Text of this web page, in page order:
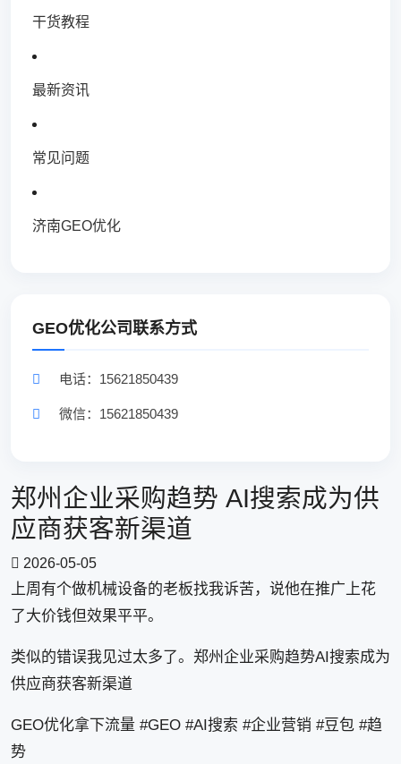
干货教程
最新资讯
常见问题
济南GEO优化
GEO优化公司联系方式
电话：15621850439
微信：15621850439
郑州企业采购趋势 AI搜索成为供
应商获客新渠道
2026-05-05
上周有个做机械设备的老板找我诉苦，说他在推广上花
了大价钱但效果平平。
类似的错误我见过太多了。郑州企业采购趋势AI搜索成为
供应商获客新渠道
GEO优化拿下流量 #GEO #AI搜索 #企业营销 #豆包 #趋
势